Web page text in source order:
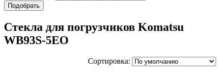
Стекла для погрузчиков Komatsu
WB93S-5EO
Сортировка: